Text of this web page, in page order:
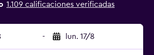
1.109 calificaciones verificadas
- lun. 17/8